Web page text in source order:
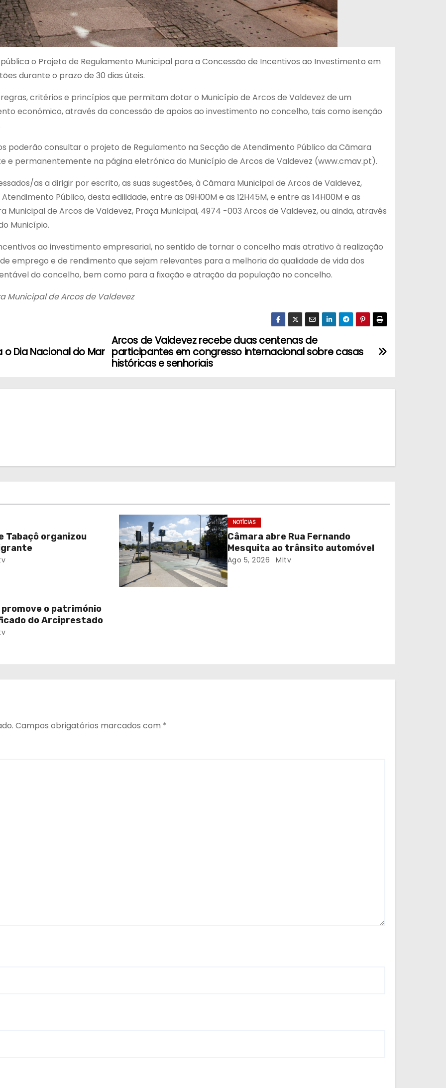
o Projeto de Regulamento Municipal para a Concessão de Incentivos ao Investimento em
durante o prazo de 30 dias úteis.
critérios e princípios que permitam dotar o Município de Arcos de Valdevez de um
económico, através da concessão de apoios ao investimento no concelho, tais como isenção
poderão consultar o projeto de Regulamento na Secção de Atendimento Público da Câmara
e permanentemente na página eletrónica do Município de Arcos de Valdevez (www.cmav.pt).
as a dirigir por escrito, as suas sugestões, à Câmara Municipal de Arcos de Valdevez,
Público, desta edilidade, entre as 09H00M e as 12H45M, e entre as 14H00M e as
Municipal de Arcos de Valdevez, Praça Municipal, 4974 -003 Arcos de Valdevez, ou ainda, através
Município.
ao investimento empresarial, no sentido de tornar o concelho mais atrativo à realização
emprego e de rendimento que sejam relevantes para a melhoria da qualidade de vida dos
do concelho, bem como para a fixação e atração da população no concelho.
Municipal de Arcos de Valdevez
Arcos de Valdevez recebe duas centenas de
participantes em congresso internacional sobre casas
históricas e senhoriais
Dia Nacional do Mar
Tabaçô organizou
NOTÍCIAS
Câmara abre Rua Fernando
Mesquita ao trânsito automóvel
Ago 5, 2026 MItv
promove o património
do Arciprestado
Campos obrigatórios marcados com *